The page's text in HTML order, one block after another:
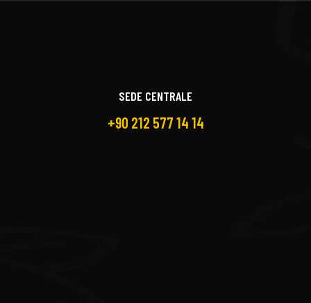
SEDE CENTRALE
+90 212 577 14 14